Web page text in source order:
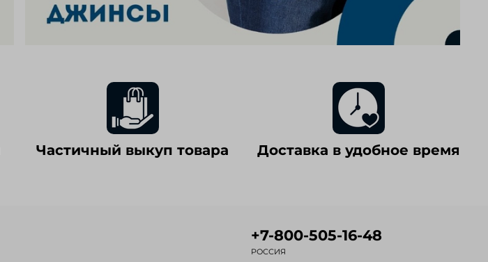
Частичный выкуп товара Доставка в удобное время
+7-800-505-16-48
РОССИЯ